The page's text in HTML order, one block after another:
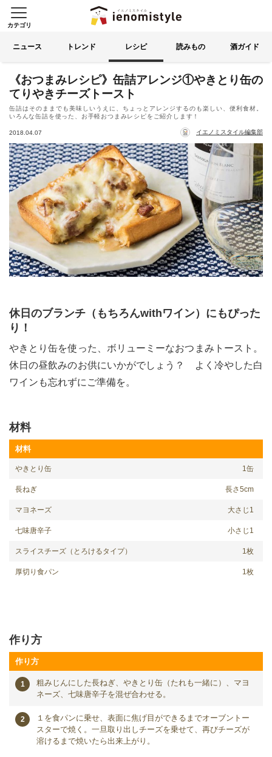
イエノミスタイル 家飲みを楽
カテゴリ
る
ニュース トレンド レシピ 読みもの 酒ガイド
《おつまみレシピ》缶詰アレンジ①やきとり缶の
てりやきチーズトースト
缶詰はそのままでも美味しいうえに、ちょっとアレンジするのも楽しい、便利食材。
いろんな缶詰を使った、お手軽おつまみレシピをご紹介します！
2018.04.07 イエノミスタイル編集部
休日のブランチ（もちろんwithワイン）にもぴった
り！
やきとり缶を使った、ボリューミーなおつまみトースト。
休日の昼飲みのお供にいかがでしょう？ よく冷やした白
ワインも忘れずにご準備を。
材料
材料
やきとり缶 1缶
長ねぎ 長さ5cm
マヨネーズ 大さじ1
七味唐辛子 小さじ1
スライスチーズ（とろけるタイプ） 1枚
厚切り食パン 1枚
作り方
作り方
粗みじんにした長ねぎ、やきとり缶（たれも一緒に）、マヨ
ネーズ、七味唐辛子を混ぜ合わせる。
１を食パンに乗せ、表面に焦げ目ができるまでオーブントー
スターで焼く。一旦取り出しチーズを乗せて、再びチーズが
溶けるまで焼いたら出来上がり。